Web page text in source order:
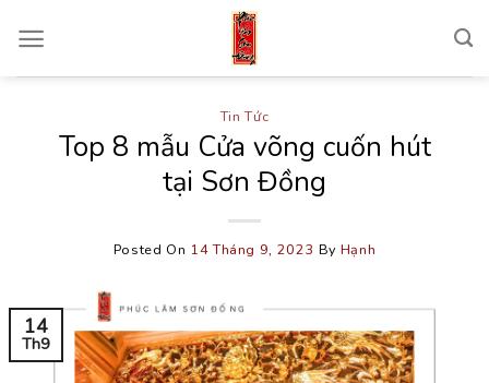
content
Tin Tức
Top 8 mẫu Cửa võng cuốn hút
tại Sơn Đồng
Posted On 14 Tháng 9, 2023 By Hạnh
14
Th9